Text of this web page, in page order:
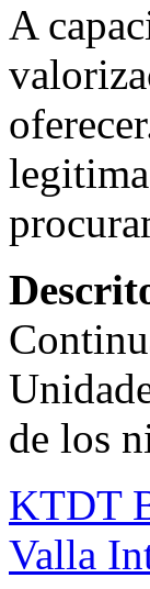
A
de los
KTDT
Valla